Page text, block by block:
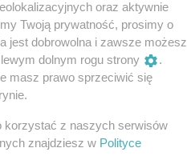
oraz aktywnie
Twoją prywatność, prosimy o
jest dobrowolna i zawsze możesz
dolnym rogu strony
.
masz prawo sprzeciwić się
korzystać z naszych serwisów
znajdziesz w Polityce